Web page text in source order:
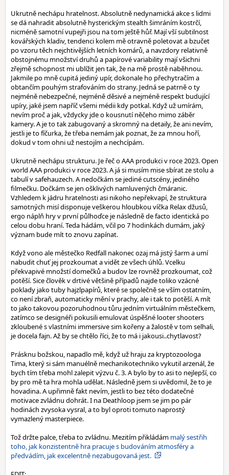
Ukrutně nechápu hratelnost. Absolutně nedynamická akce s lidmi
se dá nahradit absolutně hysterickým stealth šimráním kostrčí,
nicméně samotní vupejři jsou na tom ještě hůř. Mají vší subtilnost
kovářských kladiv, tendenci kolem mě otravně poletovat a bzučet
po vzoru těch nejchtivějších letních komárů, a navzdory relativně
obstojnému množství druhů a papírové variability mají všichni
zřejmě schopnost mi ublížit jen tak, že na mě prostě naběhnou.
Jakmile po mně cupitá jediný upír, dokonale ho přechytračím a
obtančím pouhým strafováním do strany. Jedná se patrně o ty
nejméně nebezpečné, nejméně děsivé a nejméně respekt budující
upíry, jaké jsem napříč všemi médii kdy potkal. Když už umírám,
nevím proč a jak, vždycky jde o kousnutí něčeho mimo záběr
kamery. A je to tak zabugovaný a skromný na detaily, že ani nevím,
jestli je to fíčurka, že třeba nemám jak poznat, že za mnou hoří,
dokud v tom ohni už nestojím a nechcípám.
Ukrutně nechápu strukturu. Je řeč o AAA produkci v roce 2023. Open
world AAA produkci v roce 2023. A já si musím mise sbírat ze stolu a
tabulí v safehauzech. A nedočkám se jediné cutscény, jediného
filmečku. Dočkám se jen ošklivých namluvených čmáranic.
Vzhledem k jádru hratelnosti asi nikoho nepřekvapí, že struktura
samotných misí disponuje veškerou hloubkou víčka Relax džusů,
ergo náplň hry v první půlhoďce je následně de facto identická po
celou dobu hraní. Teda hádám, včil po 7 hodinkách dumám, jaký
význam bude mít to znovu zapínat.
Když vono ale městečko Redfall nakonec ozaj má jistý šarm a umí
nabudit chuť jej prozkoumat a vidět ze všech úhlů. Vcelku
překvapivé množstí domečků a budov lze rovněž prozkoumat, což
potěší. Sice člověk v drtivé většině případů najde toliko vzácné
poklady jako tuby hajzlpapírů, které se společně se vším ostatním,
co není zbraň, automaticky mění v prachy, ale i tak to potěší. A mít
to jako takovou pozoruhodnou tůru jedním virtuálním městečkem,
zatímco se designéři pokusili emulovat úspěšné looter shooters
zkloubené s vlastními immersive sim kořeny a žalostě v tom selhali,
je docela fajn. Až by se chtělo říci, že to má i jakousi..chytlavost?
Prásknu božskou, napadlo mě, když už hraju za kryptozoologa
Tima, který si sám manuélně mechanikotechniko vykutil arzenál, že
bych tím třeba mohl zalepit výzvu č. 3. A bylo by to asi to nejlepší, co
by pro mě ta hra mohla udělat. Následně jsem si uvědomil, že to je
hovadina. A upřimně fakt nevím, jestli to bez této dodatečné
motivace zvládnu dohrát. I na Deathloop jsem se jim po pár
hodinách zvysoka vysral, a to byl oproti tomuto naprostý
vymazlený masterpiece.
Tož držte palce, třeba to zvládnu. Mezitím přikládám malý sestřih
toho, jak konzistentně hra pracuje s budováním atmosféry a
předvádím, jak excelentně nezabugovaná jest.